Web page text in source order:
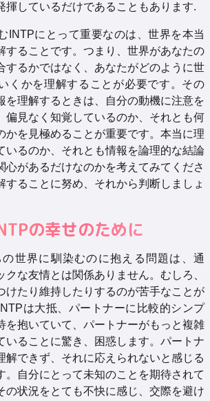
揮しているだけであることもあります.
INTPにとって重要なのは、世界を本当
することです。つまり、世界があなたの
するかではなく、あなたがどのように世
くかを理解することが必要です。その
を理解するときは、自分の動機に注意を
偏見なく知覚しているのか、それとも何
かを見極めることが重要です。本当に理
いるのか、それとも情報を論理的な結論
心があるだけなのかを考えてみてくださ
することに努め、それから判断しましょ
の幸せのために
の世界に馴染むのに抱える問題は、通
クな友情とは関係ありません。むしろ、
けたり維持したりするのが苦手なことが
は大抵、パートナーに比較的シンプ
を抱いていて、パートナーがもっと複雑
いることに驚き、困惑します。パートナ
解できず、それに応えられないと感じる
。自分にとって未知のことを期待されて
の状況をとても不快に感じ、交際を避け